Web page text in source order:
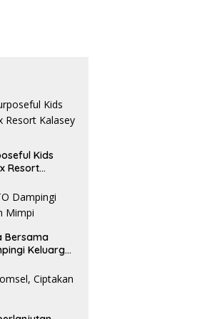
Kids
Resort
Bersama
Keluarga